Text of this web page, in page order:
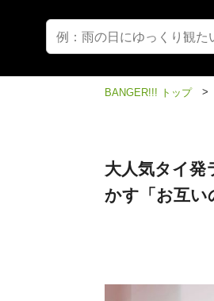
BANGER!!! トップ >
大人気タイ発
かす「お互い